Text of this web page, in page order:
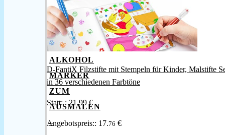
ALKOHOL
MARKER
ZUM
AUSMALEN
–
D-FantiX Filzstifte mit Stempeln für Kinder, Malstifte
in 36 verschiedenen Farbtöne
Statt: :21.99 €
Angebotspreis:: 17.76 €